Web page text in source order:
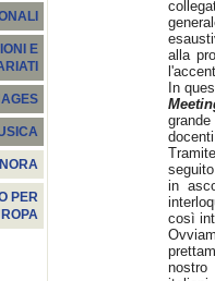
E
PER
alla
In
in
così
nostro